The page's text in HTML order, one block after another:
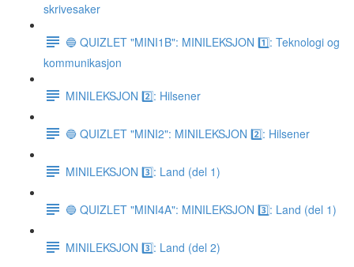
skrivesaker
🔵 QUIZLET "MINI1B": MINILEKSJON 1️⃣: Teknologi og
kommunikasjon
MINILEKSJON 2️⃣: Hilsener
🔵 QUIZLET "MINI2": MINILEKSJON 2️⃣: Hilsener
MINILEKSJON 3️⃣: Land (del 1)
🔵 QUIZLET "MINI4A": MINILEKSJON 3️⃣: Land (del 1)
MINILEKSJON 3️⃣: Land (del 2)